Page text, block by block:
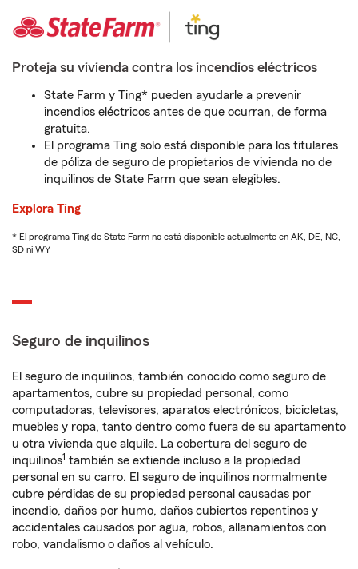
Proteja su vivienda contra los incendios eléctricos
State Farm y Ting* pueden ayudarle a prevenir
incendios eléctricos antes de que ocurran, de forma
gratuita.
El programa Ting solo está disponible para los titulares
de póliza de seguro de propietarios de vivienda no de
inquilinos de State Farm que sean elegibles.
Explora Ting
* El programa Ting de State Farm no está disponible actualmente en AK, DE, NC,
SD ni WY
Seguro de inquilinos
El seguro de inquilinos, también conocido como seguro de
apartamentos, cubre su propiedad personal, como
computadoras, televisores, aparatos electrónicos, bicicletas,
muebles y ropa, tanto dentro como fuera de su apartamento
u otra vivienda que alquile. La cobertura del seguro de
inquilinos1 también se extiende incluso a la propiedad
personal en su carro. El seguro de inquilinos normalmente
cubre pérdidas de su propiedad personal causadas por
incendio, daños por humo, daños cubiertos repentinos y
accidentales causados por agua, robos, allanamientos con
robo, vandalismo o daños al vehículo.